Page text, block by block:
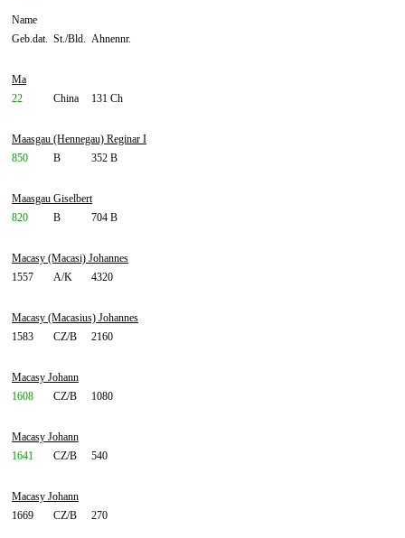
Name
Geb.dat. St./Bld. Ahnennr.
Ma
22
China 131 Ch
Maasgau (Hennegau) Reginar I
850
B 352 B
Maasgau Giselbert
820
B 704 B
Macasy (Macasi) Johannes
1557
A/K 4320
Macasy (Macasius) Johannes
1583
CZ/B 2160
Macasy Johann
1608
CZ/B 1080
Macasy Johann
1641
CZ/B 540
Macasy Johann
1669
CZ/B 270